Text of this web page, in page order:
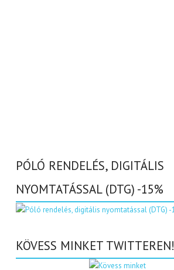
PÓLÓ RENDELÉS, DIGITÁLIS
NYOMTATÁSSAL (DTG) -15%
KÖVESS MINKET TWITTEREN!